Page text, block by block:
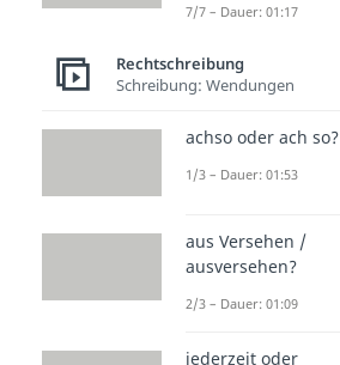
7/7 – Dauer: 01:17
Rechtschreibung
Schreibung: Wendungen
achso oder ach so?
1/3 – Dauer: 01:53
aus Versehen /
ausversehen?
2/3 – Dauer: 01:09
jederzeit oder